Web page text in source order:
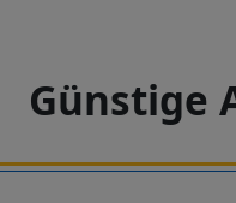
Günstige